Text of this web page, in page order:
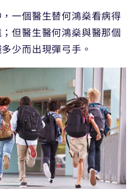
一個醫生替何鴻燊看病得
但醫生醫何鴻燊與醫那個
少而出現彈弓手。